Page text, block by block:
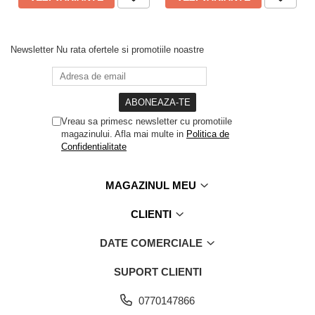
Newsletter Nu rata ofertele si promotiile noastre
Vreau sa primesc newsletter cu promotiile
magazinului. Afla mai multe in Politica de
Confidentialitate
MAGAZINUL MEU
CLIENTI
DATE COMERCIALE
SUPORT CLIENTI
0770147866